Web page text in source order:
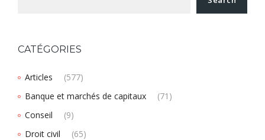
CATÉGORIES
Articles
(577)
Banque et marchés de capitaux
(71)
Conseil
(9)
Droit civil
(65)